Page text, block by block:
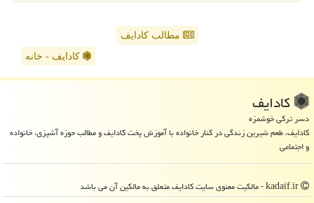
مطالب کادایف
کادایف - خانه
كادایف
دسر ترکی خوشمزه
کادایف، طعم شیرین زندگی در کنار خانواده با آموزش پخت کادایف و مطالب حوزه آشپزی، خانواده
و اجتماعی